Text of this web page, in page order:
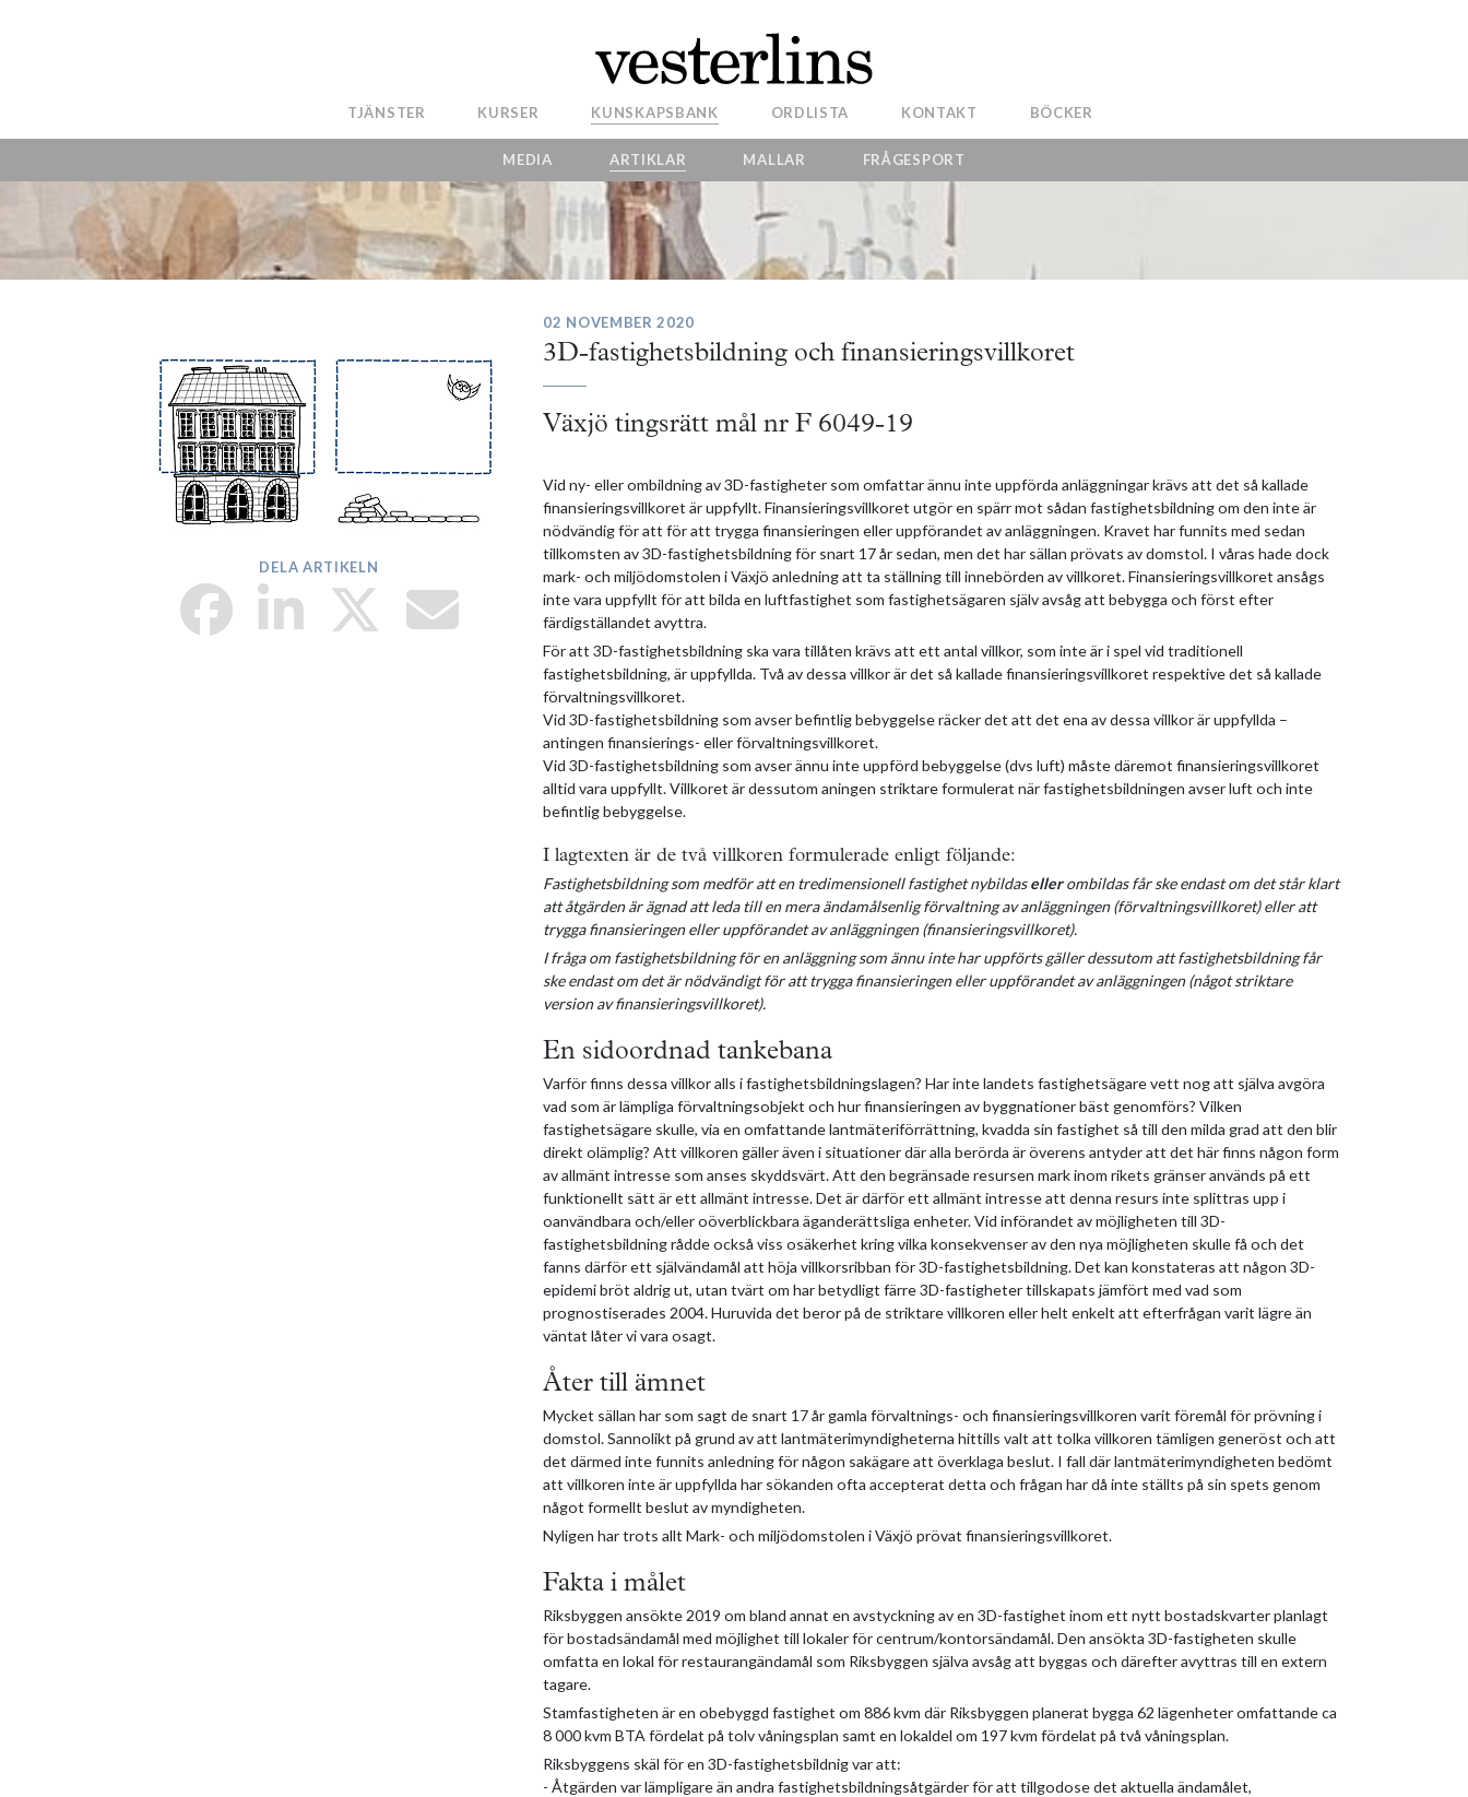
TJÄNSTER KURSER KUNSKAPSBANK ORDLISTA KONTAKT BÖCKER
MEDIA ARTIKLAR MALLAR FRÅGESPORT
DELA ARTIKELN
02 NOVEMBER 2020
3D-fastighetsbildning och finansieringsvillkoret
Växjö tingsrätt mål nr F 6049-19
Vid ny- eller ombildning av 3D-fastigheter som omfattar ännu inte uppförda anläggningar krävs att det så kallade
finansieringsvillkoret är uppfyllt. Finansieringsvillkoret utgör en spärr mot sådan fastighetsbildning om den inte är
nödvändig för att för att trygga finansieringen eller uppförandet av anläggningen. Kravet har funnits med sedan
tillkomsten av 3D-fastighetsbildning för snart 17 år sedan, men det har sällan prövats av domstol. I våras hade dock
mark- och miljödomstolen i Växjö anledning att ta ställning till innebörden av villkoret. Finansieringsvillkoret ansågs
inte vara uppfyllt för att bilda en luftfastighet som fastighetsägaren själv avsåg att bebygga och först efter
färdigställandet avyttra.
För att 3D-fastighetsbildning ska vara tillåten krävs att ett antal villkor, som inte är i spel vid traditionell
fastighetsbildning, är uppfyllda. Två av dessa villkor är det så kallade finansieringsvillkoret respektive det så kallade
förvaltningsvillkoret.
Vid 3D-fastighetsbildning som avser befintlig bebyggelse räcker det att det ena av dessa villkor är uppfyllda –
antingen finansierings- eller förvaltningsvillkoret.
Vid 3D-fastighetsbildning som avser ännu inte uppförd bebyggelse (dvs luft) måste däremot finansieringsvillkoret
alltid vara uppfyllt. Villkoret är dessutom aningen striktare formulerat när fastighetsbildningen avser luft och inte
befintlig bebyggelse.
I lagtexten är de två villkoren formulerade enligt följande:
Fastighetsbildning som medför att en tredimensionell fastighet nybildasellerombildas får ske endast om det står klart
att åtgärden är ägnad att leda till en mera ändamålsenlig förvaltning av anläggningen (förvaltningsvillkoret) eller att
trygga finansieringen eller uppförandet av anläggningen (finansieringsvillkoret).
I fråga om fastighetsbildning för en anläggning som ännu inte har uppförts gäller dessutom att fastighetsbildning får
ske endast om det är nödvändigt för att trygga finansieringen eller uppförandet av anläggningen (något striktare
version av finansieringsvillkoret).
En sidoordnad tankebana
Varför finns dessa villkor alls i fastighetsbildningslagen? Har inte landets fastighetsägare vett nog att själva avgöra
vad som är lämpliga förvaltningsobjekt och hur finansieringen av byggnationer bäst genomförs? Vilken
fastighetsägare skulle, via en omfattande lantmäteriförrättning, kvadda sin fastighet så till den milda grad att den blir
direkt olämplig? Att villkoren gäller även i situationer där alla berörda är överens antyder att det här finns någon form
av allmänt intresse som anses skyddsvärt. Att den begränsade resursen mark inom rikets gränser används på ett
funktionellt sätt är ett allmänt intresse. Det är därför ett allmänt intresse att denna resurs inte splittras upp i
oanvändbara och/eller oöverblickbara äganderättsliga enheter. Vid införandet av möjligheten till 3D-
fastighetsbildning rådde också viss osäkerhet kring vilka konsekvenser av den nya möjligheten skulle få och det
fanns därför ett självändamål att höja villkorsribban för 3D-fastighetsbildning. Det kan konstateras att någon 3D-
epidemi bröt aldrig ut, utan tvärt om har betydligt färre 3D-fastigheter tillskapats jämfört med vad som
prognostiserades 2004. Huruvida det beror på de striktare villkoren eller helt enkelt att efterfrågan varit lägre än
väntat låter vi vara osagt.
Åter till ämnet
Mycket sällan har som sagt de snart 17 år gamla förvaltnings- och finansieringsvillkoren varit föremål för prövning i
domstol. Sannolikt på grund av att lantmäterimyndigheterna hittills valt att tolka villkoren tämligen generöst och att
det därmed inte funnits anledning för någon sakägare att överklaga beslut. I fall där lantmäterimyndigheten bedömt
att villkoren inte är uppfyllda har sökanden ofta accepterat detta och frågan har då inte ställts på sin spets genom
något formellt beslut av myndigheten.
Nyligen har trots allt Mark- och miljödomstolen i Växjö prövat finansieringsvillkoret.
Fakta i målet
Riksbyggen ansökte 2019 om bland annat en avstyckning av en 3D-fastighet inom ett nytt bostadskvarter planlagt
för bostadsändamål med möjlighet till lokaler för centrum/kontorsändamål. Den ansökta 3D-fastigheten skulle
omfatta en lokal för restaurangändamål som Riksbyggen själva avsåg att byggas och därefter avyttras till en extern
tagare.
Stamfastigheten är en obebyggd fastighet om 886 kvm där Riksbyggen planerat bygga 62 lägenheter omfattande ca
8 000 kvm BTA fördelat på tolv våningsplan samt en lokaldel om 197 kvm fördelat på två våningsplan.
Riksbyggens skäl för en 3D-fastighetsbildnig var att:
- Åtgärden var lämpligare än andra fastighetsbildningsåtgärder för att tillgodose det aktuella ändamålet,